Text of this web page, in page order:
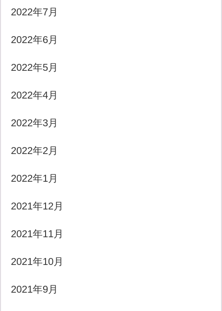
2022年7月
2022年6月
2022年5月
2022年4月
2022年3月
2022年2月
2022年1月
2021年12月
2021年11月
2021年10月
2021年9月